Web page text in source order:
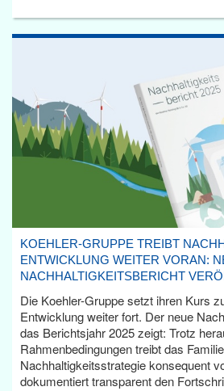
KOEHLER-GRUPPE TREIBT
ENTWICKLUNG WEITER VORAN:
NACHHALTIGKEITSBERICHT
Die Koehler-Gruppe setzt ihren Kurs
Entwicklung weiter fort. Der neue
das Berichtsjahr 2025 zeigt: Trotz
Rahmenbedingungen treibt das
Nachhaltigkeitsstrategie konsequent
dokumentiert transparent den